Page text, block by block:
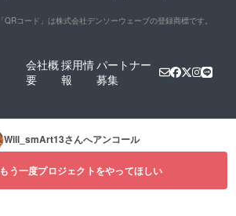
「QRコード」は株式会社デンソーウェーブの登録商標です。
会社概
要
採用情
報
パートナー
募集
Will_smArt13さんへアンコール
もう一度プロジェクトをやってほしい